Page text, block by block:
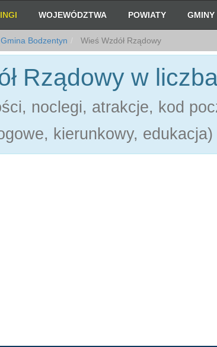
WOJEWÓDZTWA POWIATY GMINY
Gmina Bodzentyn Wieś Wzdół Rządowy
Rządowy w
noclegi, atrakcje, kod
kierunkowy, edukacja)